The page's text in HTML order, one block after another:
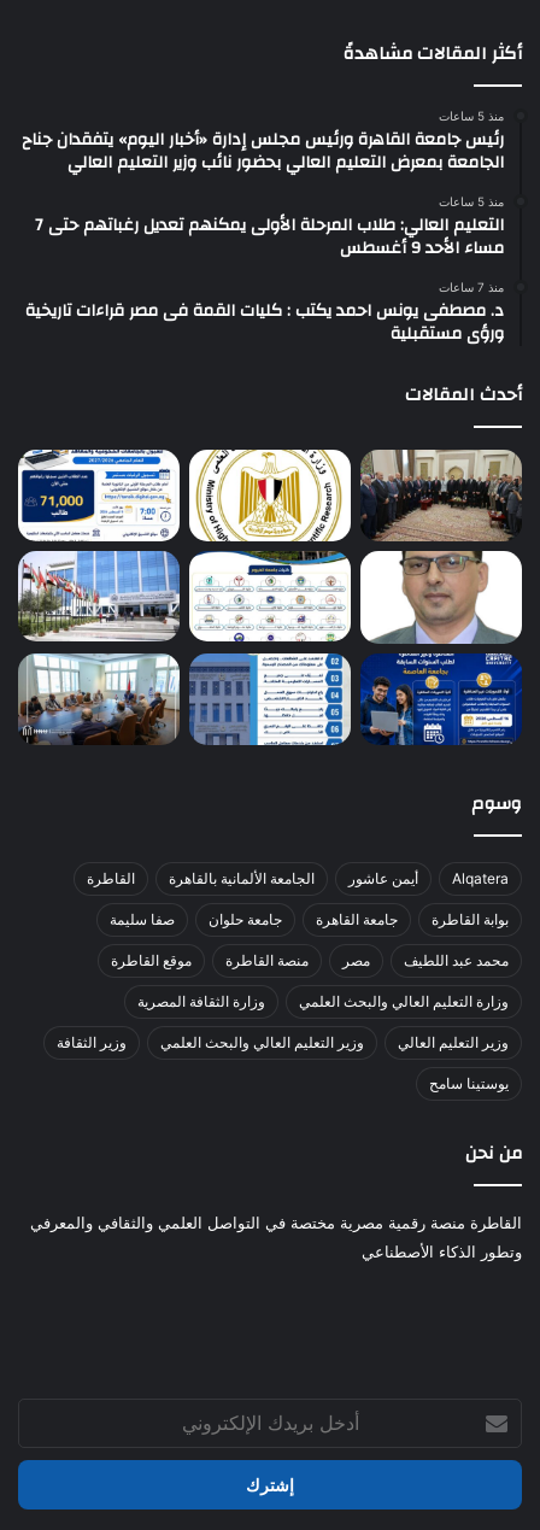
أكثر المقالات مشاهدةً
منذ 5 ساعات
رئيس جامعة القاهرة ورئيس مجلس إدارة «أخبار اليوم» يتفقدان جناح
الجامعة بمعرض التعليم العالي بحضور نائب وزير التعليم العالي
منذ 5 ساعات
التعليم العالي: طلاب المرحلة الأولى يمكنهم تعديل رغباتهم حتى 7
مساء الأحد 9 أغسطس
منذ 7 ساعات
د. مصطفى يونس احمد يكتب : كليات القمة فى مصر قراءات تاريخية
ورؤى مستقبلية
أحدث المقالات
وسوم
Alqatera أيمن عاشور الجامعة الألمانية بالقاهرة القاطرة
بوابة القاطرة جامعة القاهرة جامعة حلوان صفا سليمة
محمد عبد اللطيف مصر منصة القاطرة موقع القاطرة
وزارة التعليم العالي والبحث العلمي وزارة الثقافة المصرية
وزير التعليم العالي وزير التعليم العالي والبحث العلمي وزير الثقافة
يوستينا سامح
من نحن
القاطرة منصة رقمية مصرية مختصة في التواصل العلمي والثقافي والمعرفي
وتطور الذكاء الأصطناعي
بريدك
الإلكتروني